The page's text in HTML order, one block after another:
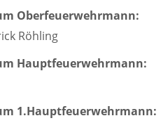
Oberfeuerwehrmann:
Röhling
Hauptfeuerwehrmann:
1.Hauptfeuerwehrmann: